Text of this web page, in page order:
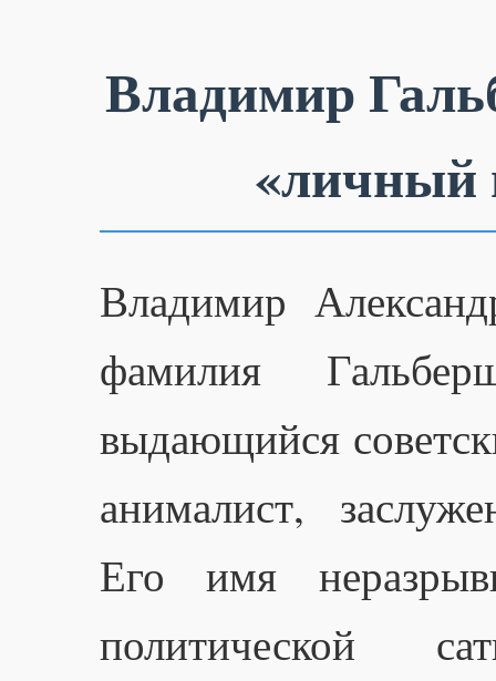
Владимир
«личный
Владимир
фамилия
выдающийся
анималист,
Его имя